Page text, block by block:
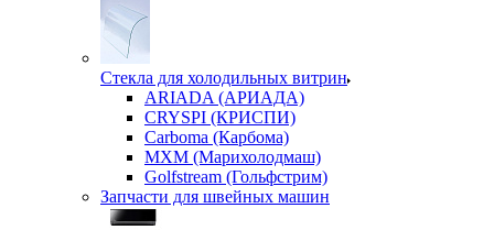
Стекла для холодильных витрин
ARIADA (АРИАДА)
CRYSPI (КРИСПИ)
Carboma (Карбома)
MXM (Марихолодмаш)
Golfstream (Гольфстрим)
Запчасти для швейных машин